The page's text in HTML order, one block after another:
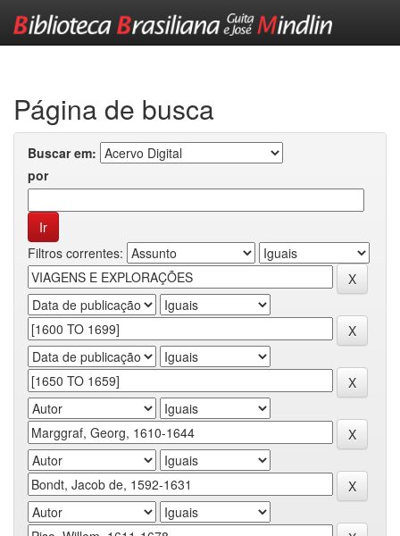
Página de busca
Buscar em:
por
Filtros correntes: